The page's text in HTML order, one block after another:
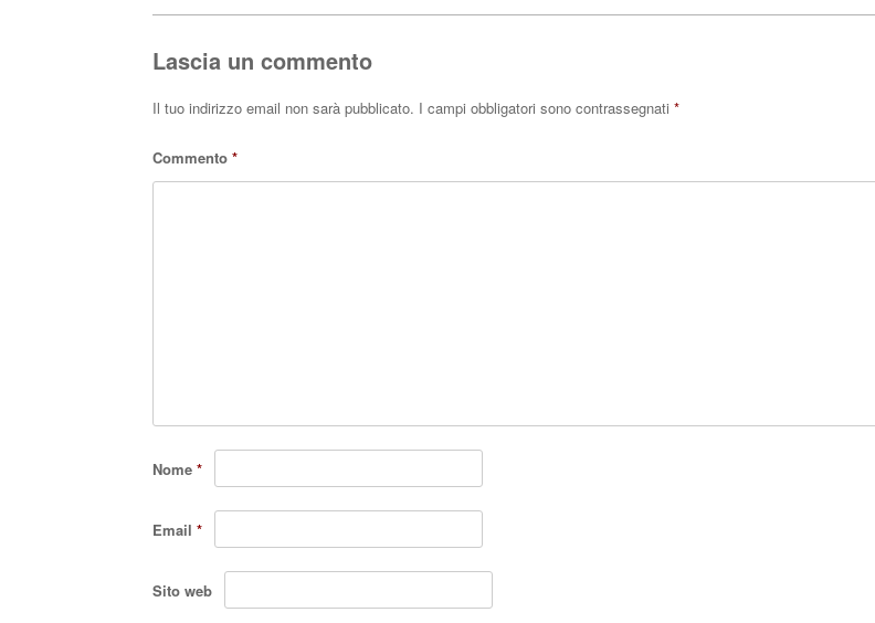
Lascia un commento
Il tuo indirizzo email non sarà pubblicato. I campi obbligatori sono contrassegnati *
Commento *
Nome *
Email *
Sito web